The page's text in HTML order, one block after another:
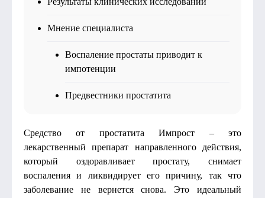
Мнение специалиста
Воспаление простаты приводит к
импотенции
Предвестники простатита
Средство от простатита Импрост – это
лекарственный препарат направленного действия,
который оздоравливает простату, снимает
воспаления и ликвидирует его причину, так что
заболевание не вернется снова. Это идеальный